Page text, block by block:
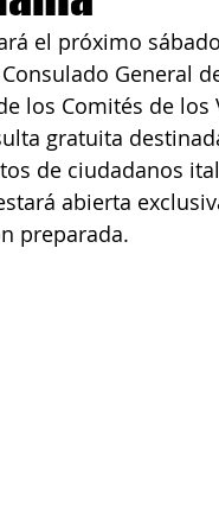
REPUBBLICA
ITALIA
el próximo
General
los Comités de los
gratuita
de ciudadanos
abierta
preparada.